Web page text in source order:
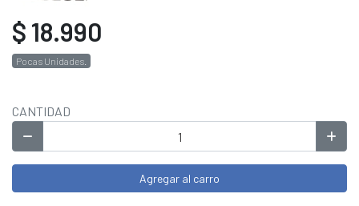
$ 18.990
Pocas Unidades.
CANTIDAD
Agregar al carro